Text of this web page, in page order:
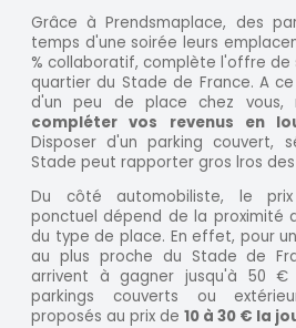
Grâce à Prendsmaplace, des
temps d'une soirée leurs
% collaboratif, complète l'offre
quartier du Stade de France. A
d'un peu de place chez vous,
compléter vos revenus en
Disposer d'un parking couvert,
Stade peut rapporter gros lros
Du côté automobiliste, le
ponctuel dépend de la proximité
du type de place. En effet, pour
au plus proche du Stade de
arrivent à gagner jusqu'à 50 €
parkings couverts ou
proposés au prix de 10 à 30 € la